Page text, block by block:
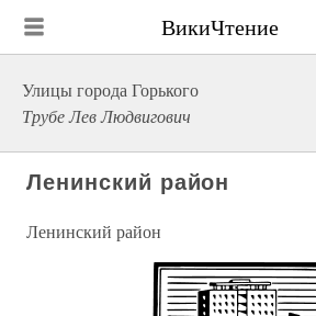
ВикиЧтение
Улицы города Горького
Трубе Лев Людвигович
Ленинский район
Ленинский район